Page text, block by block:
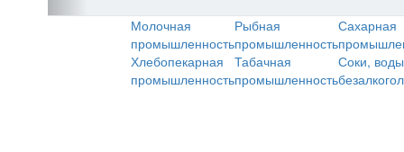
Молочная
промышленность
Рыбная
промышленность
Сахарная
Хлебопекарная
промышленность
Табачная
промышленность
Соки,